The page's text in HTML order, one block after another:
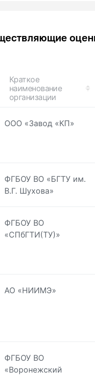
Краткое
наименование
организации
ООО «Завод «КП»
ФГБОУ ВО «БГТУ им.
В.Г. Шухова»
ФГБОУ ВО
«СПбГТИ(ТУ)»
АО «НИИМЭ»
ФГБОУ ВО
«Воронежский